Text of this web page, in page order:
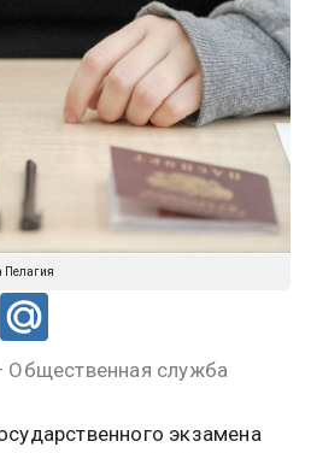
Пелагия
служба
экзамена